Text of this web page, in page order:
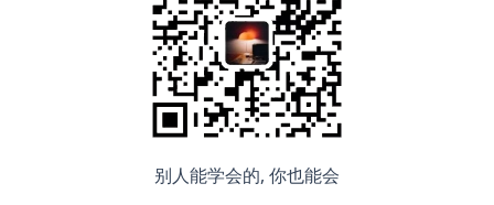
别人能学会的, 你也能会